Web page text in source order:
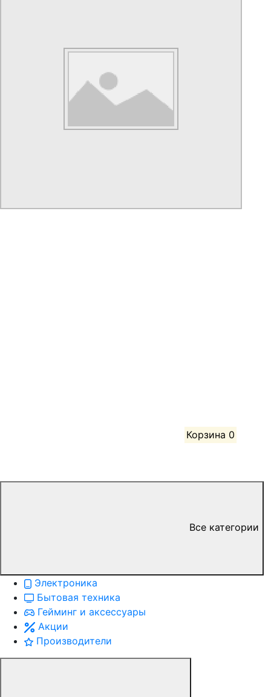
Корзина 0
Все категории
Электроника
Бытовая техника
Гейминг и аксессуары
Акции
Производители